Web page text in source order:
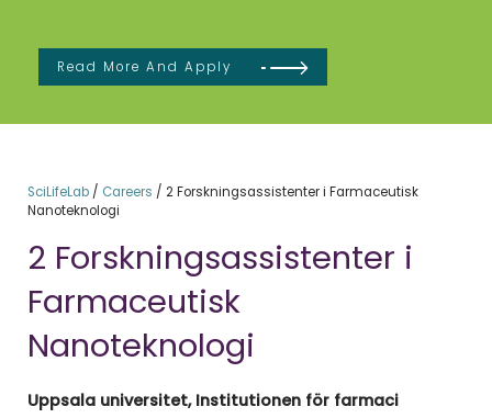
Read More And Apply
SciLifeLab/ Careers / 2 Forskningsassistenter i Farmaceutisk
Nanoteknologi
2 Forskningsassistenter i
Farmaceutisk
Nanoteknologi
Uppsala universitet, Institutionen för farmaci